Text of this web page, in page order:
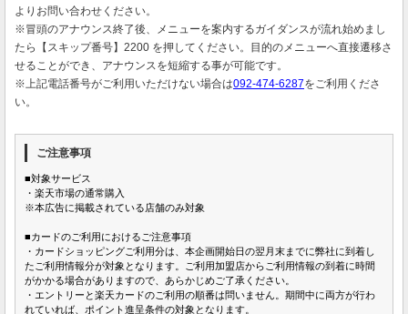
よりお問い合わせください。
※冒頭のアナウンス終了後、メニューを案内するガイダンスが流れ始めまし
たら【スキップ番号】2200 を押してください。目的のメニューへ直接遷移さ
せることができ、アナウンスを短縮する事が可能です。
※上記電話番号がご利用いただけない場合は092-474-6287をご利用くださ
い。
ご注意事項
■対象サービス
・楽天市場の通常購入
※本広告に掲載されている店舗のみ対象
■カードのご利用におけるご注意事項
・カードショッピングご利用分は、本企画開始日の翌月末までに弊社に到着し
たご利用情報分が対象となります。ご利用加盟店からご利用情報の到着に時間
がかかる場合がありますので、あらかじめご了承ください。
・エントリーと楽天カードのご利用の順番は問いません。期間中に両方が行わ
れていれば、ポイント進呈条件の対象となります。